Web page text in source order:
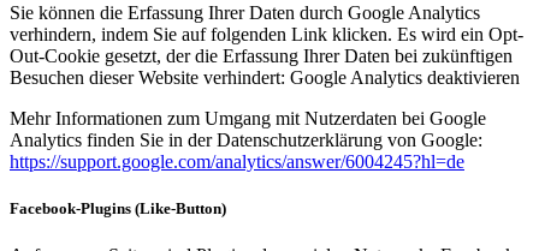
Sie können die Erfassung Ihrer Daten durch Google Analytics
verhindern, indem Sie auf folgenden Link klicken. Es wird ein Opt-
Out-Cookie gesetzt, der die Erfassung Ihrer Daten bei zukünftigen
Besuchen dieser Website verhindert: Google Analytics deaktivieren
Mehr Informationen zum Umgang mit Nutzerdaten bei Google
Analytics finden Sie in der Datenschutzerklärung von Google:
https://support.google.com/analytics/answer/6004245?hl=de
Facebook-Plugins (Like-Button)